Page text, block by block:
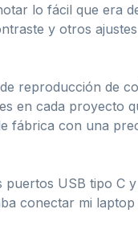
lo fácil que era
y otros
reproducción de
en cada proyecto
fábrica con una
USB tipo C
conectar mi